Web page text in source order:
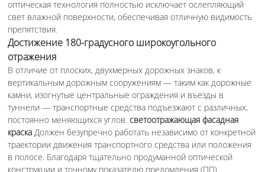
оптическая технология полностью исключает ослепляющий
свет влажной поверхности, обеспечивая отличную видимость
препятствия.
Достижение 180-градусного широкоугольного
отражения
В отличие от плоских, двухмерных дорожных знаков, к
вертикальным дорожным сооружениям — таким как дорожные
камни, изогнутые центральные ограждения и въезды в
туннели — транспортные средства подъезжают с различных,
постоянно меняющихся углов.светоотражающая фасадная
краска Должен безупречно работать независимо от конкретной
траектории движения транспортного средства или положения
в полосе. Благодаря тщательно продуманной оптической
конструкции и точному показателю преломления (ПП)